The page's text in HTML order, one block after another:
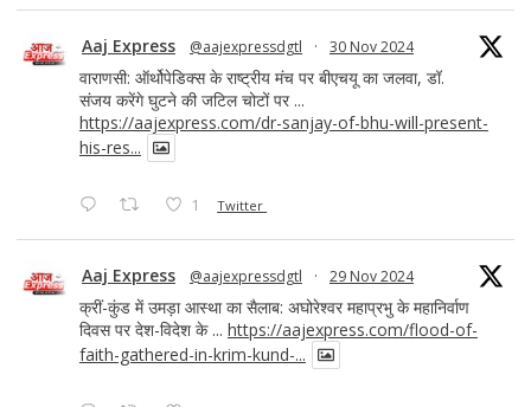
Aaj Express @aajexpressdgtl · 30 Nov 2024
वाराणसी: ऑर्थोपेडिक्स के राष्ट्रीय मंच पर बीएचयू का जलवा, डॉ.
संजय करेंगे घुटने की जटिल चोटों पर ...
https://aajexpress.com/dr-sanjay-of-bhu-will-present-
his-res...
1 Twitter
Aaj Express @aajexpressdgtl · 29 Nov 2024
क्रीं-कुंड में उमड़ा आस्था का सैलाब: अघोरेश्वर महाप्रभु के महानिर्वाण
दिवस पर देश-विदेश के ... https://aajexpress.com/flood-of-
faith-gathered-in-krim-kund-...